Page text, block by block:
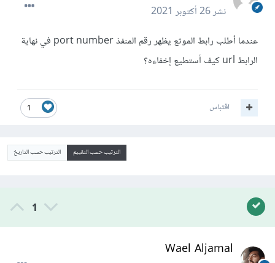
نشر26 أكتوبر 2021
عندما أطلب رابط الموثع يظهر رقم المنفذ port number في نهاية
الرابط url كيف أستطيع إخفاءه؟
1 اقتباس
الترتيب حسب التقييم الترتيب حسب التاريخ
1
Wael Aljamal